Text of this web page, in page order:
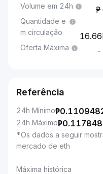
Volume em 24h
Quantidade e
m circulação
Oferta Máxima
Referência
24h Mínimo₱
24h Máximo₱
*Os dados a seguir
mercado de eth
Máxima histórica